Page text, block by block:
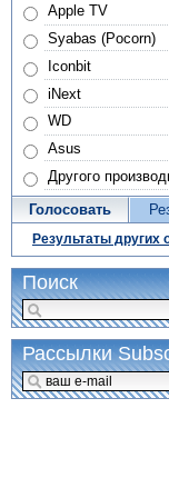
Apple TV
Syabas (Pocorn)
Iconbit
iNext
WD
Asus
Другого
Голосовать
Результаты других
Поиск
Рассылки